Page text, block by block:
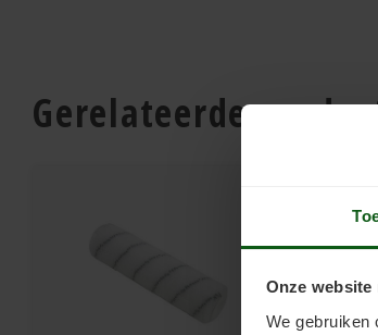
Onze website
We gebruiken
Gerelateerde